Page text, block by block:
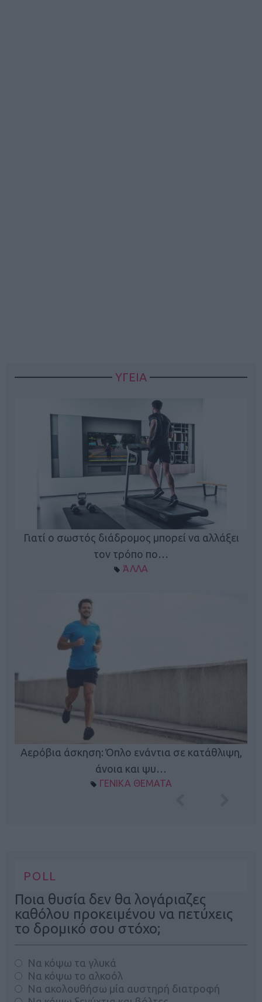
ΥΓΕΙΑ
Γιατί ο σωστός διάδρομος μπορεί να αλλάξει
τον τρόπο πο…
ΆΛΛΑ
Αερόβια άσκηση: Όπλο ενάντια σε κατάθλιψη,
άνοια και ψυ…
ΓΕΝΙΚΑ ΘΕΜΑΤΑ
POLL
Ποια θυσία δεν θα λογάριαζες
καθόλου προκειμένου να πετύχεις
το δρομικό σου στόχο;
Να κόψω τα γλυκά
Να κόψω το αλκοόλ
Να ακολουθήσω μία αυστηρή διατροφή